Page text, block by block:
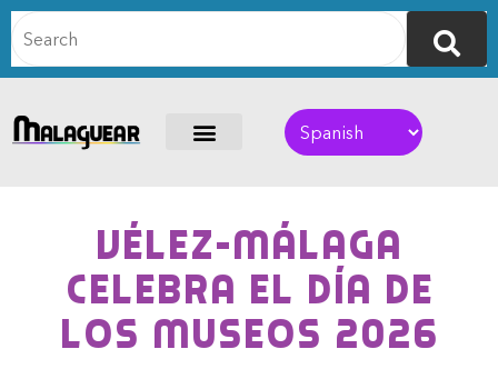
Vélez-Málaga
celebra el Día de
los Museos 2026